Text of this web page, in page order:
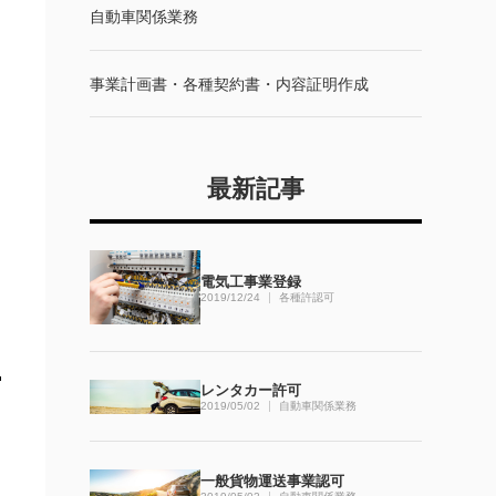
自動車関係業務
事業計画書・各種契約書・内容証明作成
最新記事
電気工事業登録
2019/12/24 各種許認可
レンタカー許可
2019/05/02 自動車関係業務
一般貨物運送事業認可